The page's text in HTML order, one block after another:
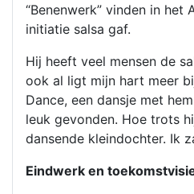
“Benenwerk” vinden in het
initiatie salsa gaf.
Hij heeft veel mensen de
ook al ligt mijn hart meer
Dance, een dansje met
leuk gevonden. Hoe trots
dansende kleindochter. Ik
Eindwerk en